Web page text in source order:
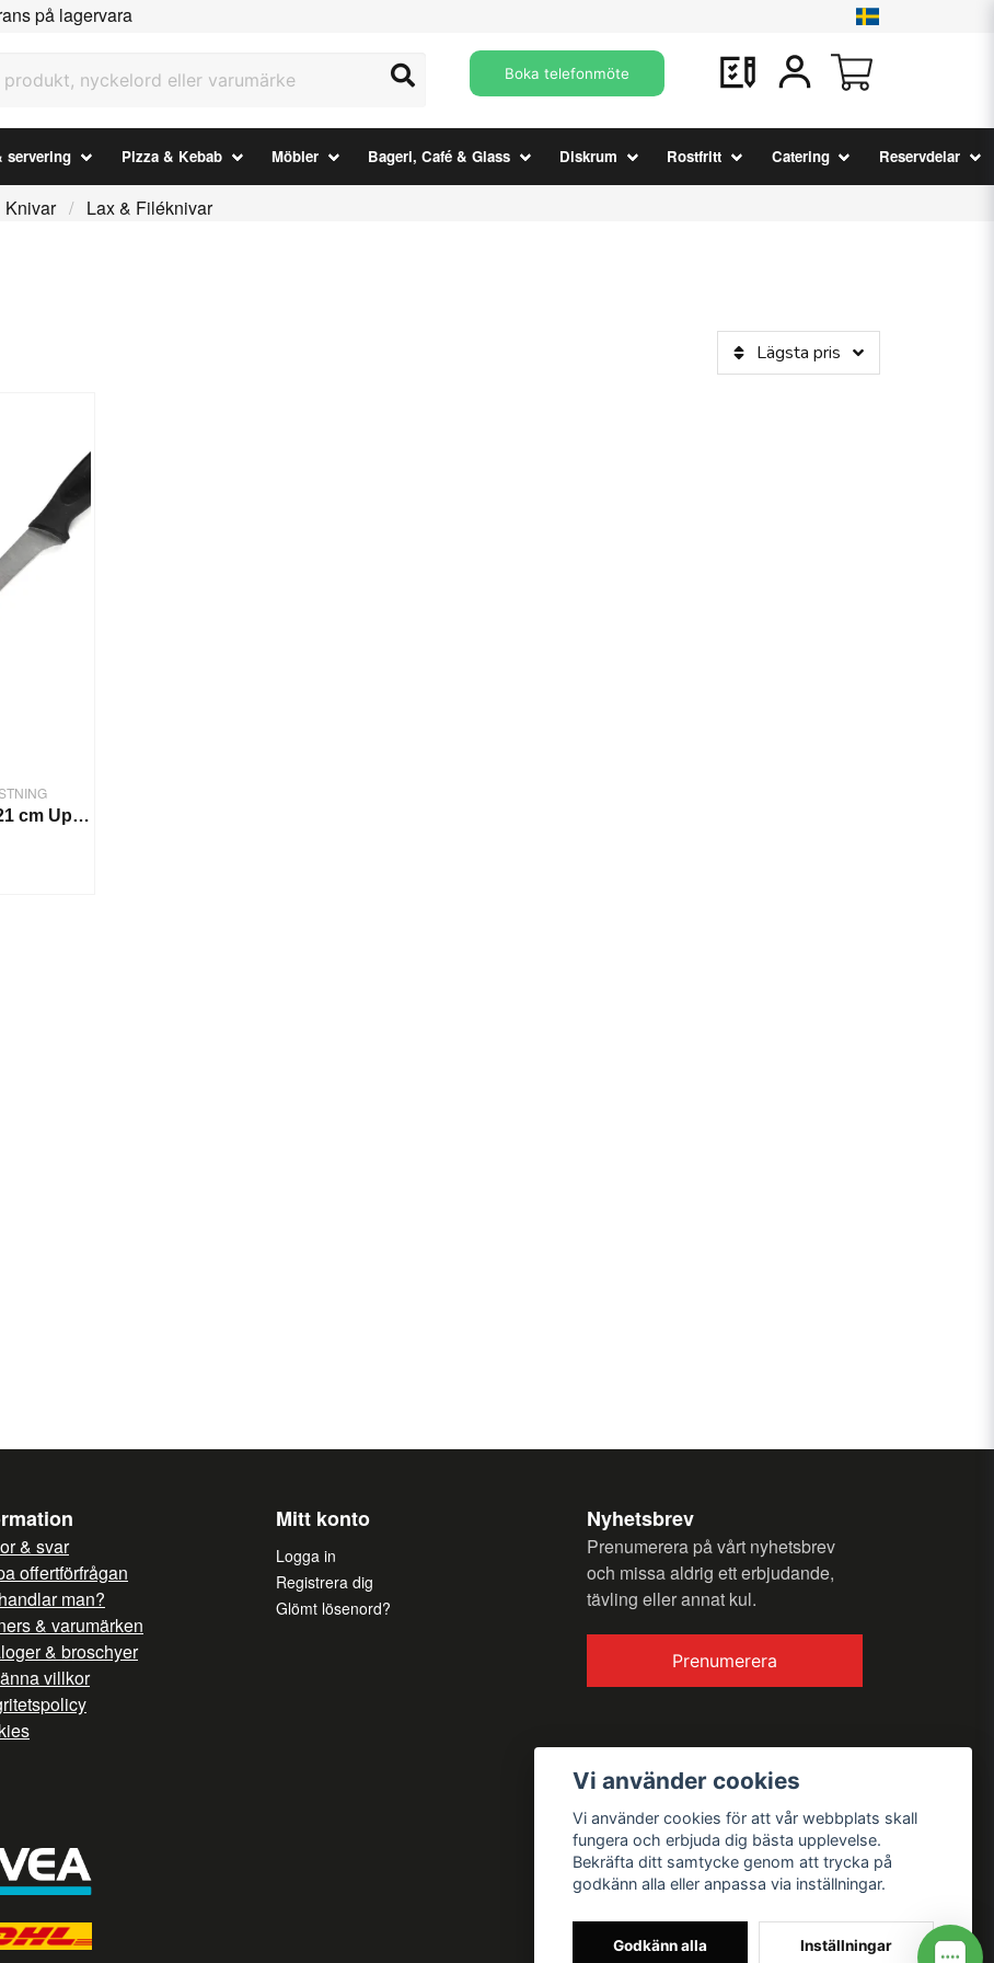
på lagervara
Boka telefonmöte
servering Pizza & Kebab Möbler Bageri, Café & Glass Diskrum Rostfritt Catering Reservdelar
Knivar Lax & Filéknivar
Lägsta pris
Filekniv 21 cm Uptown
& svar
offertförfrågan
man?
& varumärken
& broschyer
villkor
Mitt konto
Logga in
Registrera dig
Glömt lösenord?
Nyhetsbrev
Prenumerera på vårt nyhetsbrev
och missa aldrig ett erbjudande,
tävling eller annat kul.
Prenumerera
Vi använder cookies
Vi använder cookies för att vår webbplats skall
fungera och erbjuda dig bästa upplevelse.
Bekräfta ditt samtycke genom att trycka på
godkänn alla eller anpassa via inställningar.
Godkänn alla Inställningar